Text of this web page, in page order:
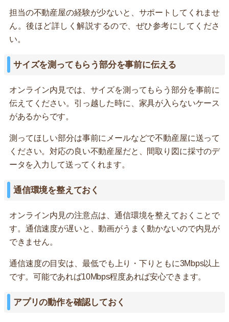
担当の不動産屋の経験が少ないと、サポートしてくれませ
ん。後ほど詳しく解説するので、ぜひ参考にしてくださ
い。
サイズを測ってもらう部分を事前に伝える
オンライン内見では、サイズを測ってもらう部分を事前に
伝えてください。引っ越した時に、家具が入らないケース
があるからです。
測ってほしい部分は事前にメールなどで不動産屋に送って
ください。対応の良い不動産屋だと、間取り図に採寸のデ
ータを入力して送ってくれます。
通信環境を整えておく
オンライン内見の注意点は、通信環境を整えておくことで
す。通信速度が遅いと、動画がうまく動かないので内見が
できません。
通信速度の目安は、最低でも上り・下りともに3Mbps以上
です。可能であれば10Mbps程度あれば安心できます。
アプリの動作を確認しておく